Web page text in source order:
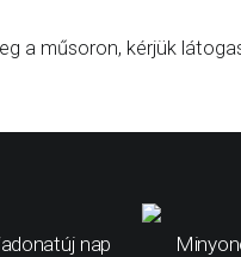
a műsoron, kérjük
nap